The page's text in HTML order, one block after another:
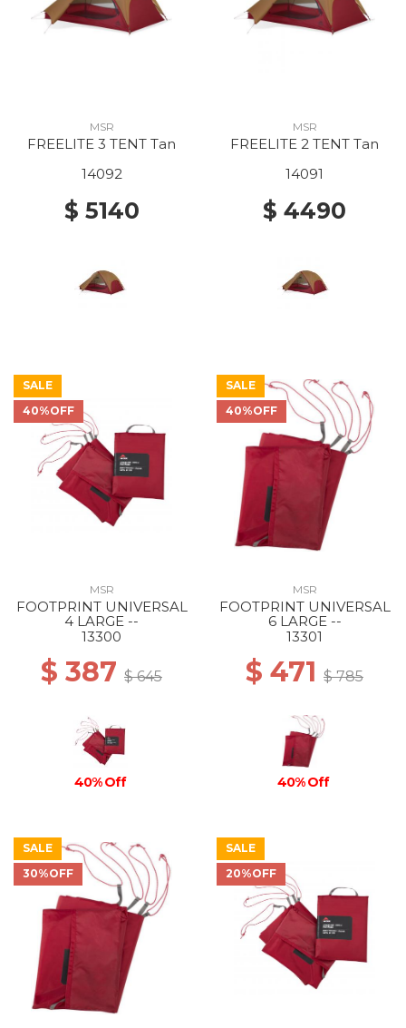
MSR
FREELITE 3 TENT Tan
14092
$ 5140
MSR
FREELITE 2 TENT Tan
14091
$ 4490
SALE
40%OFF
MSR
FOOTPRINT UNIVERSAL
4 LARGE --
13300
$ 387 $ 645
40% Off
SALE
40%OFF
MSR
FOOTPRINT UNIVERSAL
6 LARGE --
13301
$ 471 $ 785
40% Off
SALE
30%OFF
SALE
20%OFF